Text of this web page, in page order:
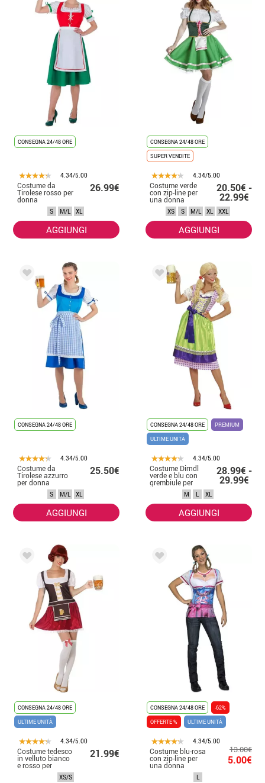
CONSEGNA 24/48 ORE
4.34/5.00
Costume da
Tirolese rosso per
donna
26.99€
S M/L XL
AGGIUNGI
CONSEGNA 24/48 ORE
SUPER VENDITE
4.34/5.00
Costume verde
con zip-line per
una donna
20.50€ -
22.99€
XS S M/L XL XXL
AGGIUNGI
CONSEGNA 24/48 ORE
4.34/5.00
Costume da
Tirolese azzurro
per donna
25.50€
S M/L XL
AGGIUNGI
CONSEGNA 24/48 ORE
PREMIUM
ULTIME UNITÀ
4.34/5.00
Costume Dirndl
verde e blu con
grembiule per
donna
28.99€ -
29.99€
M L XL
AGGIUNGI
CONSEGNA 24/48 ORE
ULTIME UNITÀ
4.34/5.00
Costume tedesco
in velluto bianco
e rosso per
21.99€
XS/S
CONSEGNA 24/48 ORE
-62%
OFFERTE %
ULTIME UNITÀ
4.34/5.00
Costume blu-rosa
con zip-line per
una donna
13.00€
5.00€
L